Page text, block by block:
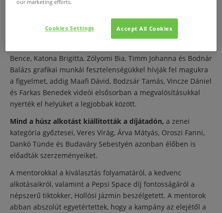
kísérletezés jellemezte.
A saját útkeresés folyamata Gáll Péter Henrik, Czika Balázs,
Bodnár Tamás, Jakó Barbara és Bányai Hajni fotóiban érhető
Bence, Katona Brigitta, Zólyomi Bia, Timm Johanna és Bodnár
Balázs grafikai munkái fesztelenségükkel hívják fel magukra
a figyelmet, addig Maafi Dávid, Bodzsár Tamás, Vincze Dániel
és Farkas Benedek videói elsősorban a megvalósításukkal
nyerték el helyüket a legjobbak között.
Mind a húsz alkotást kiállították a díjátadón, a zenei
kategória győztesei, Veres Virág, Árva Mátyás, Oroszi Fanni,
Dankó Tünde és Budaváry Sebestyén azonban élőben is
előadták szerzeményeiket.
A mentorokkal a kiválasztás folyamatáról, a kedvenc
alkotásaikról, valamint a Pepsi Space díj fontosságáról a
népszerű tiktokker, Hollósi Jázmin beszélgetett. A mentorok
abban abszolút egyetértettek, hogy a kampány az elejétől a
our marketing efforts.
Accept All Cookies
Cookies Settings